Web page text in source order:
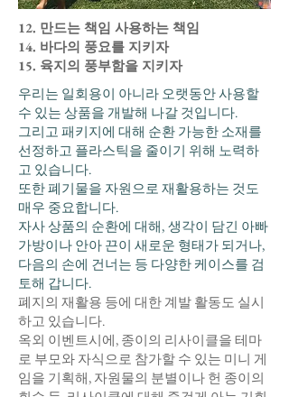
12. 만드는 책임 사용하는 책임
14. 바다의 풍요를 지키자
15. 육지의 풍부함을 지키자
우리는 일회용이 아니라 오랫동안 사용할
수 있는 상품을 개발해 나갈 것입니다.
그리고 패키지에 대해 순환 가능한 소재를
선정하고 플라스틱을 줄이기 위해 노력하
고 있습니다.
또한 폐기물을 자원으로 재활용하는 것도
매우 중요합니다.
자사 상품의 순환에 대해, 생각이 담긴 아빠
가방이나 안아 끈이 새로운 형태가 되거나,
다음의 손에 건너는 등 다양한 케이스를 검
토해 갑니다.
폐지의 재활용 등에 대한 계발 활동도 실시
하고 있습니다.
옥외 이벤트시에, 종이의 리사이클을 테마
로 부모와 자식으로 참가할 수 있는 미니 게
임을 기획해, 자원물의 분별이나 헌 종이의